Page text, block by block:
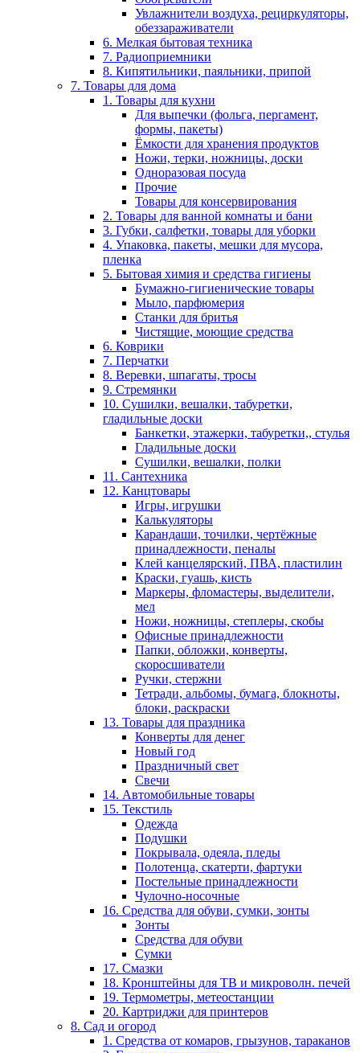
Увлажнители воздуха, рециркуляторы,
обеззараживатели
6. Мелкая бытовая техника
7. Радиоприемники
8. Кипятильники, паяльники, припой
7. Товары для дома
1. Товары для кухни
Для выпечки (фольга, пергамент,
формы, пакеты)
Ёмкости для хранения продуктов
Ножи, терки, ножницы, доски
Одноразовая посуда
Прочие
Товары для консервирования
2. Товары для ванной комнаты и бани
3. Губки, салфетки, товары для уборки
4. Упаковка, пакеты, мешки для мусора,
пленка
5. Бытовая химия и средства гигиены
Бумажно-гигиенические товары
Мыло, парфюмерия
Станки для бритья
Чистящие, моющие средства
6. Коврики
7. Перчатки
8. Веревки, шпагаты, тросы
9. Стремянки
10. Сушилки, вешалки, табуретки,
гладильные доски
Банкетки, этажерки, табуретки,, стулья
Гладильные доски
Сушилки, вешалки, полки
11. Сантехника
12. Канцтовары
Игры, игрушки
Калькуляторы
Карандаши, точилки, чертёжные
принадлежности, пеналы
Клей канцелярский, ПВА, пластилин
Краски, гуашь, кисть
Маркеры, фломастеры, выделители,
мел
Ножи, ножницы, степлеры, скобы
Офисные принадлежности
Папки, обложки, конверты,
скоросшиватели
Ручки, стержни
Тетради, альбомы, бумага, блокноты,
блоки, раскраски
13. Товары для праздника
Конверты для денег
Новый год
Праздничный свет
Свечи
14. Автомобильные товары
15. Текстиль
Одежда
Подушки
Покрывала, одеяла, пледы
Полотенца, скатерти, фартуки
Постельные принадлежности
Чулочно-носочные
16. Средства для обуви, сумки, зонты
Зонты
Средства для обуви
Сумки
17. Смазки
18. Кронштейны для ТВ и микроволн. печей
19. Термометры, метеостанции
20. Картриджи для принтеров
8. Сад и огород
1. Средства от комаров, грызунов, тараканов